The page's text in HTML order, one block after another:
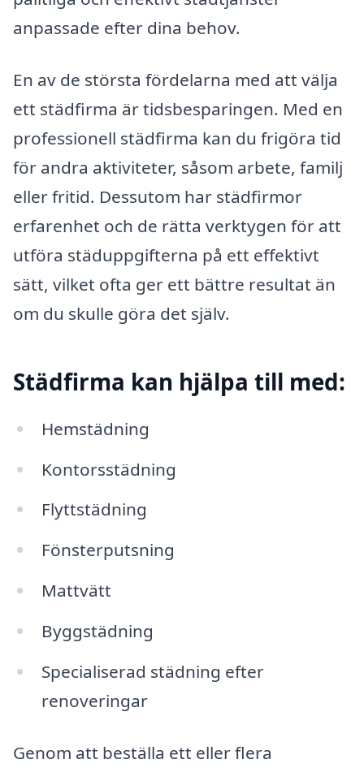
anpassade efter dina behov.
En av de största fördelarna med att välja
ett städfirma är tidsbesparingen. Med en
professionell städfirma kan du frigöra tid
för andra aktiviteter, såsom arbete, familj
eller fritid. Dessutom har städfirmor
erfarenhet och de rätta verktygen för att
utföra städuppgifterna på ett effektivt
sätt, vilket ofta ger ett bättre resultat än
om du skulle göra det själv.
Städfirma kan hjälpa till med:
Hemstädning
Kontorsstädning
Flyttstädning
Fönsterputsning
Mattvätt
Byggstädning
Specialiserad städning efter
renoveringar
Genom att beställa ett eller flera